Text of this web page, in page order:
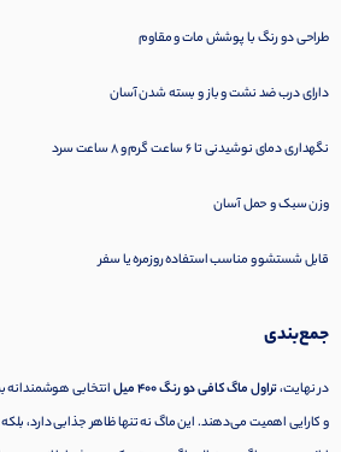
طراحی دو رنگ با پوشش مات و مقاوم
دارای درب ضد نشت و باز و بسته شدن آسان
نگهداری دمای نوشیدنی تا ۶ ساعت گرم و ۸ ساعت سرد
وزن سبک و حمل آسان
قابل شستشو و مناسب استفاده روزمره یا سفر
جمع‌بندی
در نهایت،تراول ماگ کافی دو رنگ ۴۰۰ میل
انتخابی هوشمندانه
و کارایی اهمیت می‌دهند. این ماگ نه تنها ظاهر جذابی دارد، بلکه